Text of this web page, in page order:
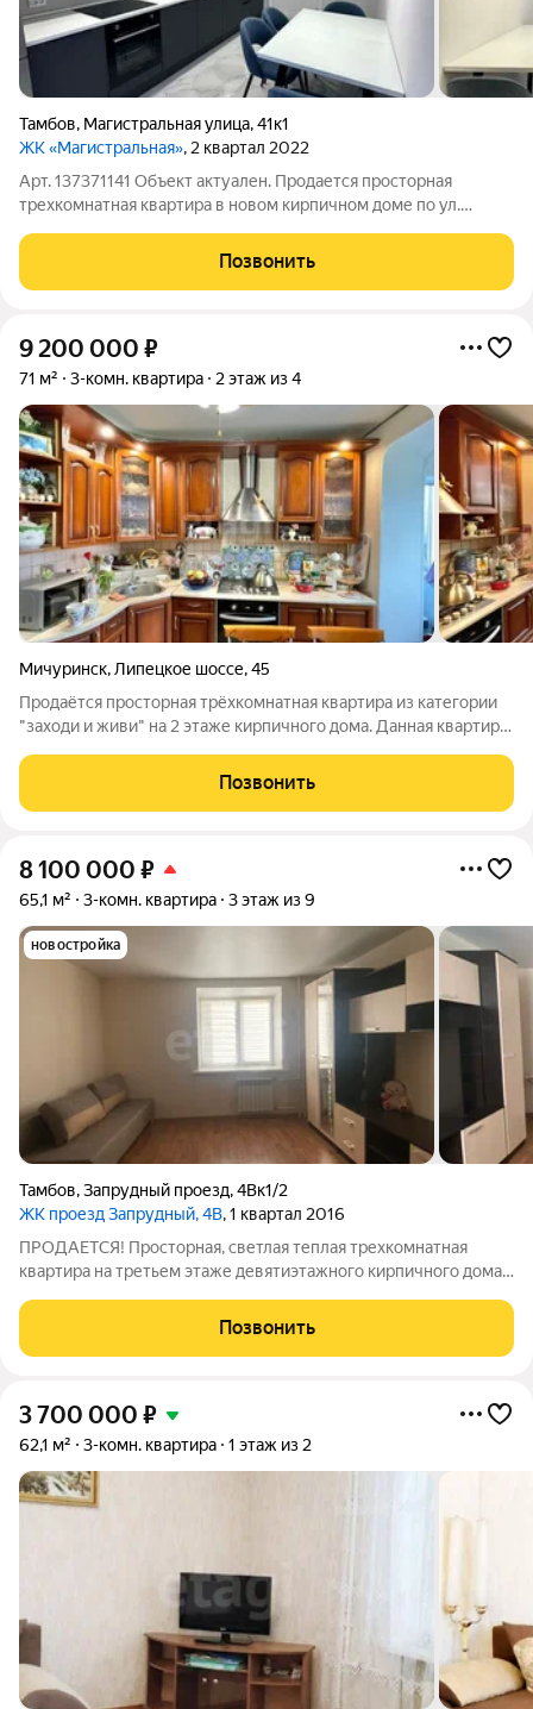
Тамбов, Магистральная улица,41к1
ЖК «Магистральная», 2 квартал 2022
Арт. 137371141 Объект актуален. Продается просторная
трехкомнатная квартира в новом кирпичном доме по ул.
угловая. Удобная планировка, комнаты изолированные, окна
выходят на обе стороны,
Позвонить
9 200 000 ₽
71 м² 3-комн. квартира 2 этаж из 4
Мичуринск, Липецкое шоссе,45
Продаётся просторная трёхкомнатная квартира из категории
"заходи и живи" на 2 этаже кирпичного дома. Данная квартира
квартира-распашонка (комнаты выходят на две стороны дома),
все комнаты
Позвонить
8 100 000 ₽
65,1 м² 3-комн. квартира 3 этаж из 9
новостройка
Тамбов,Запрудный проезд,4Вк1/2
ЖК проезд Запрудный, 4В, 1 квартал 2016
ПРОДАЕТСЯ! Просторная, светлая теплая трехкомнатная
квартира на третьем этаже девятиэтажного кирпичного дома с
развитой инфраструктурой. Квартира удобной планировки,
общей площадью 65.1кв.м без
Позвонить
3 700 000 ₽
62,1 м² 3-комн. квартира 1 этаж из 2